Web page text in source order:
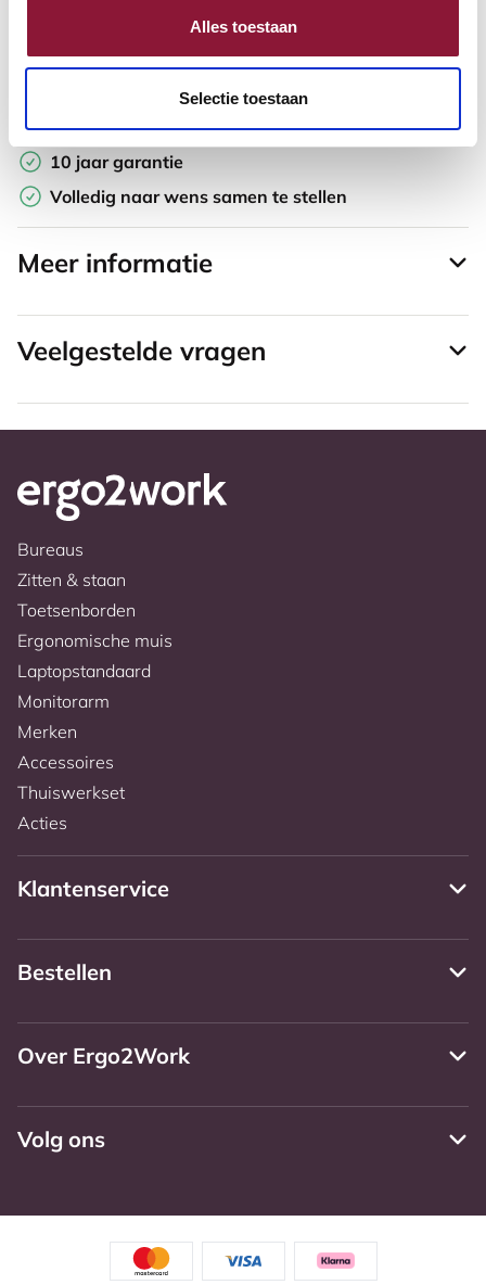
Alles toestaan
Selectie toestaan
Toevoegen aan vergelijker
Laagste Prijsgarantie
Gratis verzending
10 jaar garantie
Volledig naar wens samen te stellen
Meer informatie
Veelgestelde vragen
Bureaus
Zitten & staan
Toetsenborden
Ergonomische muis
Laptopstandaard
Monitorarm
Merken
Accessoires
Thuiswerkset
Acties
Klantenservice
Bestellen
Over Ergo2Work
Volg ons